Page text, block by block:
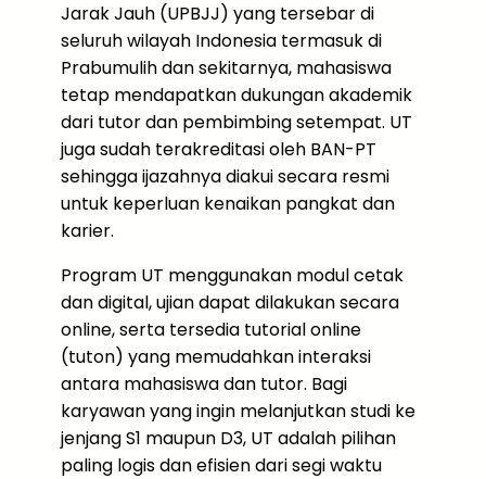
Jarak Jauh (UPBJJ) yang tersebar di
seluruh wilayah Indonesia termasuk di
Prabumulih dan sekitarnya, mahasiswa
tetap mendapatkan dukungan akademik
dari tutor dan pembimbing setempat. UT
juga sudah terakreditasi oleh BAN-PT
sehingga ijazahnya diakui secara resmi
untuk keperluan kenaikan pangkat dan
karier.
Program UT menggunakan modul cetak
dan digital, ujian dapat dilakukan secara
online, serta tersedia tutorial online
(tuton) yang memudahkan interaksi
antara mahasiswa dan tutor. Bagi
karyawan yang ingin melanjutkan studi ke
jenjang S1 maupun D3, UT adalah pilihan
paling logis dan efisien dari segi waktu